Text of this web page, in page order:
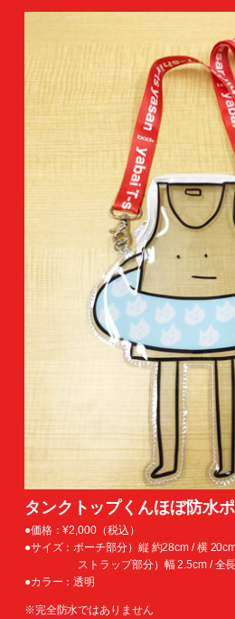
タンクトップくんほぼ防水
●価格：¥2,000（税込）
●サイズ：ポーチ部分）縦 約28cm / 横
ストラップ部分）幅 2.5cm / 全長
●カラー：透明
※完全防水ではありません